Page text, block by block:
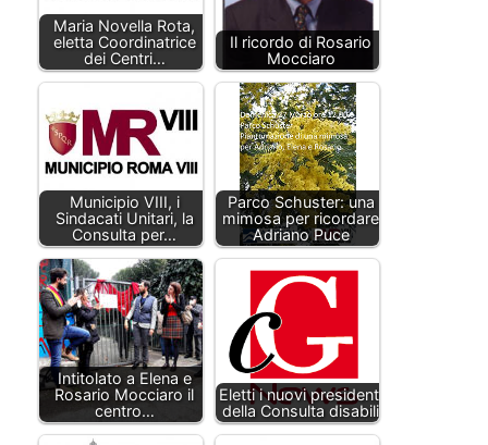
Maria Novella Rota,
eletta Coordinatrice
dei Centri…
Il ricordo di Rosario
Mocciaro
Municipio VIII, i
Sindacati Unitari, la
Consulta per…
Parco Schuster: una
mimosa per ricordare
Adriano Puce
Intitolato a Elena e
Rosario Mocciaro il
centro…
Eletti i nuovi presidenti
della Consulta disabili